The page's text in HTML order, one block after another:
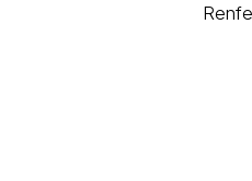
تربط خدمات السكك الحديدية متوسطة المسافة التابعة لِـ Renfe